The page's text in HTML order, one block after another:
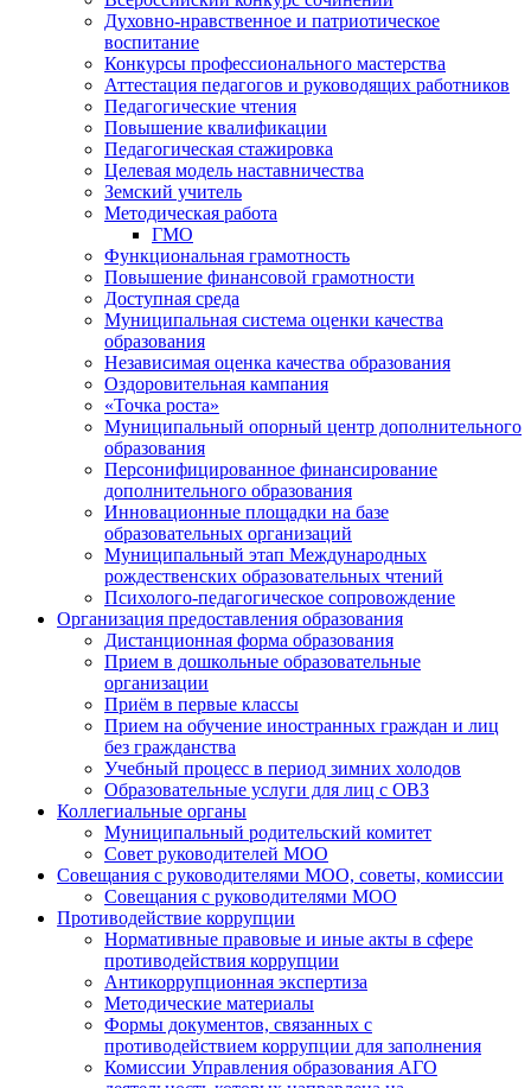
Духовно-нравственное и патриотическое
воспитание
Конкурсы профессионального мастерства
Аттестация педагогов и руководящих работников
Педагогические чтения
Повышение квалификации
Педагогическая стажировка
Целевая модель наставничества
Земский учитель
Методическая работа
ГМО
Функциональная грамотность
Повышение финансовой грамотности
Доступная среда
Муниципальная система оценки качества
образования
Независимая оценка качества образования
Оздоровительная кампания
«Точка роста»
Муниципальный опорный центр дополнительного
образования
Персонифицированное финансирование
дополнительного образования
Инновационные площадки на базе
образовательных организаций
Муниципальный этап Международных
рождественских образовательных чтений
Психолого-педагогическое сопровождение
Организация предоставления образования
Дистанционная форма образования
Прием в дошкольные образовательные
организации
Приём в первые классы
Прием на обучение иностранных граждан и лиц
без гражданства
Учебный процесс в период зимних холодов
Образовательные услуги для лиц с ОВЗ
Коллегиальные органы
Муниципальный родительский комитет
Совет руководителей МОО
Совещания с руководителями МОО, советы, комиссии
Совещания с руководителями МОО
Противодействие коррупции
Нормативные правовые и иные акты в сфере
противодействия коррупции
Антикоррупционная экспертиза
Методические материалы
Формы документов, связанных с
противодействием коррупции для заполнения
Комиссии Управления образования АГО